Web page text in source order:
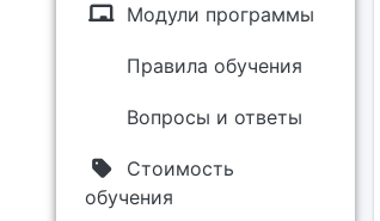
Модули программы
Правила обучения
Вопросы и ответы
Стоимость
обучения